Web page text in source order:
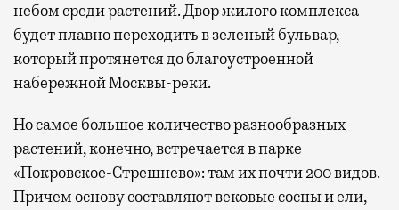
небом среди растений. Двор жилого комплекса
будет плавно переходить в зеленый бульвар,
который протянется до благоустроенной
набережной Москвы-реки.
Но самое большое количество разнообразных
растений, конечно, встречается в парке
«Покровское-Стрешнево»: там ихпочти 200 видов.
Причем основу составляют вековые сосны и ели,